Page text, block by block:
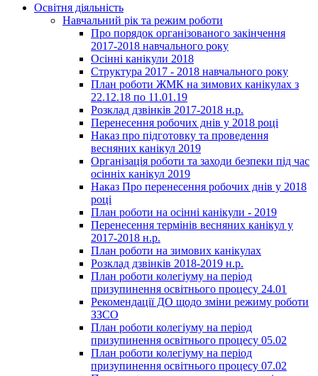
Освітня діяльність
Навчальний рік та режим роботи
Про порядок організованого закінчення
2017-2018 навчального року
Осінні канікули 2018
Структура 2017 - 2018 навчального року
План роботи ЖМК на зимових канікулах з
22.12.18 по 11.01.19
Розклад дзвінків 2017-2018 н.р.
Перенесення робочих днів у 2018 році
Наказ про підготовку та проведення
весняних канікул 2019
Організація роботи та заходи безпеки під час
осінніх канікул 2019
Наказ Про перенесення робочих днів у 2018
році
План роботи на осінні канікули - 2019
Перенесення термінів весняних канікул у
2017-2018 н.р.
План роботи на зимових канікулах
Розклад дзвінків 2018-2019 н.р.
План роботи колегіуму на період
призупинення освітнього процесу 24.01
Рекомендації ДО щодо зміни режиму роботи
ЗЗСО
План роботи колегіуму на період
призупинення освітнього процесу 05.02
План роботи колегіуму на період
призупинення освітнього процесу 07.02